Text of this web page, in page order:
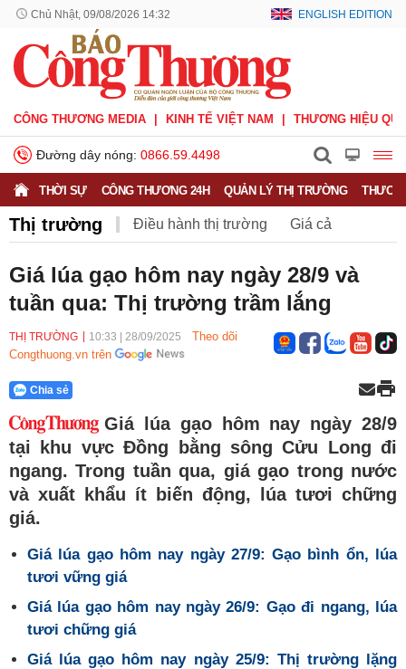
Chủ Nhật, 09/08/2026 14:32 ENGLISH EDITION
CÔNG THƯƠNG MEDIA KINH TẾ VIỆT NAM THƯƠNG HIỆU
Đường dây nóng: 0866.59.4498
THỜI SỰ CÔNG THƯƠNG 24H QUẢN LÝ THỊ TRƯỜNG
Thị trường Điều hành thị trường Giá cả
Giá lúa gạo hôm nay ngày 28/9 và
tuần qua: Thị trường trầm lắng
THỊ TRƯỜNG 10:33 28/09/2025
Theo dõi
Congthuong.vn trên
Chia sẻ
Giá lúa gạo hôm nay ngày 28/9
tại khu vực Đồng bằng sông Cửu Long đi
ngang. Trong tuần qua, giá gạo trong nước
và xuất khẩu ít biến động, lúa tươi chững
giá.
Giá lúa gạo hôm nay ngày 27/9: Gạo bình ổn, lúa
tươi vững giá
Giá lúa gạo hôm nay ngày 26/9: Gạo đi ngang, lúa
tươi chững giá
Giá lúa gạo hôm nay ngày 25/9: Thị trường lặng